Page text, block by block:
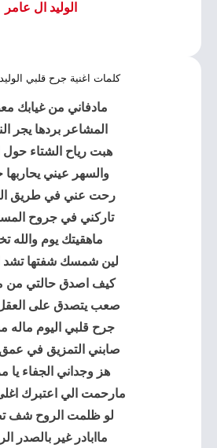
الوليد ال عامر
كلمات اغنية جرح قلبي
مادفاني من غيابك
المشاعر بردها يجر
هبت رياح الشتاء حول
والسهر عيني
رحت عني في طريق
تاركني في جروح
ماهقيتك يوم والله
لين شمسك شفتها تشد
كيف اصدق حالتي من
صعب يتصدق على العقل
جرح قلبي اليوم ماله
صابني التمزيق في عمق
هز وجداني الجفاء يا
مارحمت الي اعتبرك
لو ظلمت الروح شف
ماابادر غير بالصدر